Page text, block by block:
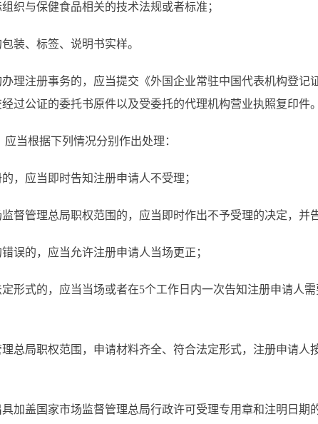
织与保健食品相关的技术法规或者标准；
装、标签、说明书实样。
理注册事务的，应当提交《外国企业常驻中国代表机构登记
过公证的委托书原件以及受委托的代理机构营业执照复印件。
当根据下列情况分别作出处理：
，应当即时告知注册申请人不受理；
督管理总局职权范围的，应当即时作出不予受理的决定，并
误的，应当允许注册申请人当场更正；
形式的，应当当场或者在5个工作日内一次告知注册申请人
理总局职权范围，申请材料齐全、符合法定形式，注册申请人
加盖国家市场监督管理总局行政许可受理专用章和注明日期